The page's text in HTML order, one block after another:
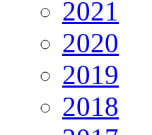
2021
2020
2019
2018